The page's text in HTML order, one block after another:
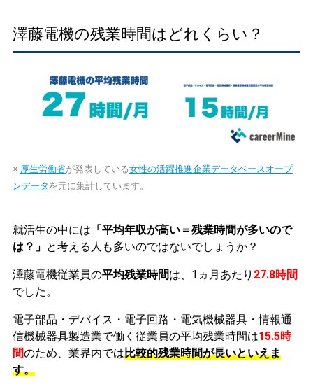
澤藤電機の残業時間はどれくらい？
※ 厚生労働省が発表している女性の活躍推進企業データベースオープ
ンデータ を元に集計しています。
就活生の中には 「平均年収が高い＝残業時間が多いので
は？」 と考える人も多いのではないでしょうか？
澤藤電機従業員の平均残業時間は、1ヵ月あたり 27.8時間
でした。
電子部品・デバイス・電子回路・電気機械器具・情報通
信機械器具製造業で働く従業員の平均残業時間は15.5時
間のため、業界内では比較的残業時間が長いといえま
す。